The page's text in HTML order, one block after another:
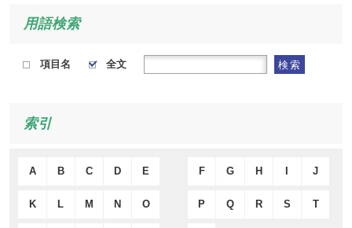
用語検索
項目名 全文 検索
索引
A B C D E F G H J
K L M N O P Q R S T